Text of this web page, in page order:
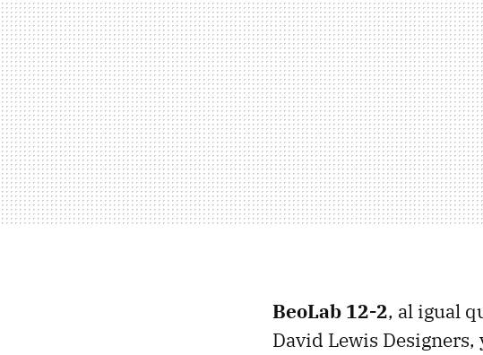
BeoLab 12-2, al igual
David Lewis